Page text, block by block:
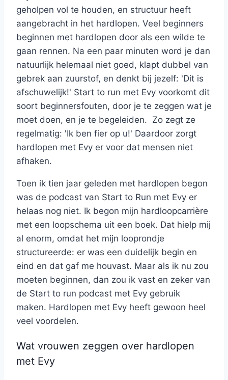
geholpen vol te houden, en structuur heeft
aangebracht in het hardlopen. Veel beginners
beginnen met hardlopen door als een wilde te
gaan rennen. Na een paar minuten word je dan
natuurlijk helemaal niet goed, klapt dubbel van
gebrek aan zuurstof, en denkt bij jezelf: 'Dit is
afschuwelijk!' Start to run met Evy voorkomt dit
soort beginnersfouten, door je te zeggen wat je
moet doen, en je te begeleiden. Zo zegt ze
regelmatig: 'Ik ben fier op u!' Daardoor zorgt
hardlopen met Evy er voor dat mensen niet
afhaken.
Toen ik tien jaar geleden met hardlopen begon
was de podcast van Start to Run met Evy er
helaas nog niet. Ik begon mijn hardloopcarrière
met een loopschema uit een boek. Dat hielp mij
al enorm, omdat het mijn looprondje
structureerde: er was een duidelijk begin en
eind en dat gaf me houvast. Maar als ik nu zou
moeten beginnen, dan zou ik vast en zeker van
de Start to run podcast met Evy gebruik
maken. Hardlopen met Evy heeft gewoon heel
veel voordelen.
Wat vrouwen zeggen over hardlopen
met Evy